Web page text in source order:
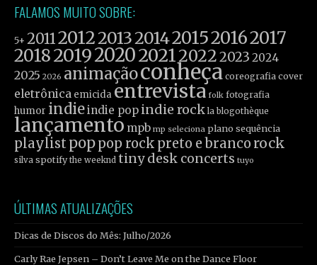
FALAMOS MUITO SOBRE:
5+ 2011201220132014201520162017
201820192020202120222023 2024
2025 2026 animaçãoconheça coreografia cover
eletrônica emicida entrevista folk fotografia
humor indieindie pop indie rock la blogothèque
lançamento mpb mp seleciona plano sequência
playlist poppop rock preto e branco rock
silva spotify the weeknd tiny desk concerts tuyo
ÚLTIMAS ATUALIZAÇÕES
Dicas de Discos do Mês: Julho/2026
Carly Rae Jepsen – Don’t Leave Me on the Dance Floor